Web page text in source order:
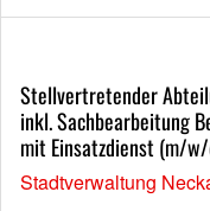
Stellvertretender
inkl. Sachbearbeitung
mit Einsatzdienst (m/
Stadtverwaltung